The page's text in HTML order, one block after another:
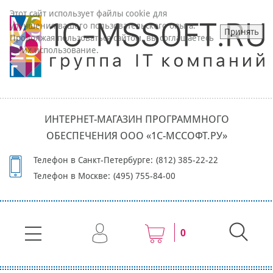
ИНТЕРНЕТ-МАГАЗИН ПРОГРАММНОГО
ОБЕСПЕЧЕНИЯ ООО «1С-МССОФТ.РУ»
Телефон в Санкт-Петербурге: (812) 385-22-22
Телефон в Москве: (495) 755-84-00
0
Этот сайт использует файлы cookie для
улучшения вашего пользовательского опыта.
Продолжая пользоваться сайтом, вы соглашаетесь
на их использование.
Принять